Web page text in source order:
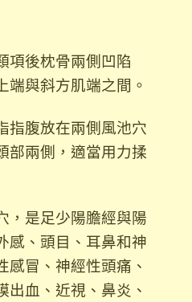
項後枕骨兩側凹陷
端與斜方肌端之間。
指腹放在兩側風池穴
部兩側，適當用力揉
，是足少陽膽經與陽
感、頭目、耳鼻和神
感冒、神經性頭痛、
出血、近視、鼻炎、